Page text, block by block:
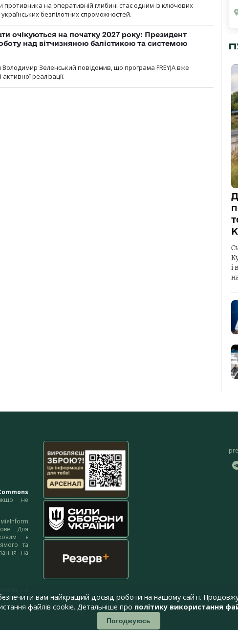
противника на оперативній глибині стає одним із ключових
безпілотних спроможностей.
очікуються на початку 2027 року: Президент
над вітчизняною балістикою та системою
Зеленський повідомив, що програма FREYJA вже
реалізації.
і
не
Для
є
та
на
вам найкращий досвід роботи на нашому сайті.
файлів cookie. Детальніше про політику використання
Погоджуюсь